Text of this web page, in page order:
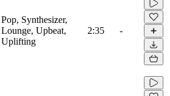
Pop, Synthesizer,
Lounge, Upbeat,
Uplifting
2:35 -